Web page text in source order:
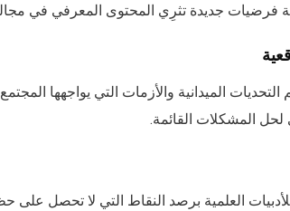
فرضيات جديدة تثرِي المحتوى المعرفي في
الميدانية والأزمات التي يواجهها
المشكلات القائمة.
العلمية برصد النقاط التي لا تحصل على